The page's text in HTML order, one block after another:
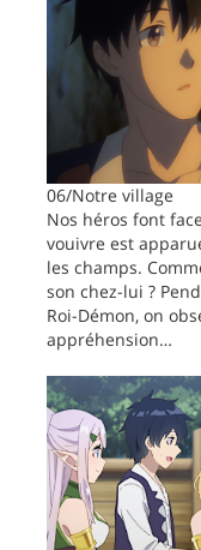
06/Notre village
Nos héros font
vouivre est
les champs.
son chez-lui ?
Roi-Démon, on
appréhension…